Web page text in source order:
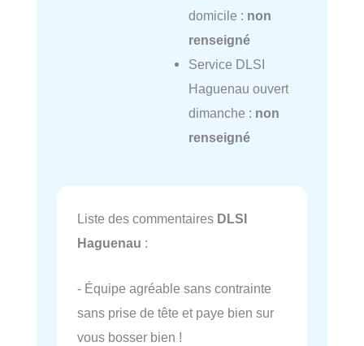
domicile : non
renseigné
Service DLSI
Haguenau ouvert
dimanche : non
renseigné
Liste des commentaires DLSI
Haguenau :
- Équipe agréable sans contrainte
sans prise de tête et paye bien sur
vous bosser bien !